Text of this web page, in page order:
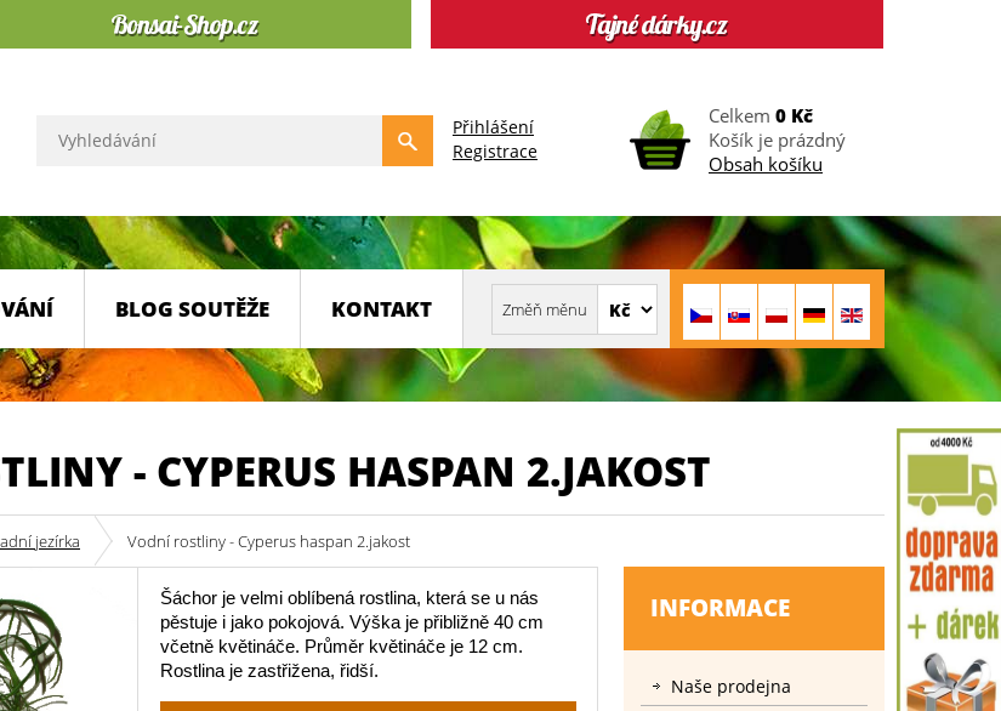
Přihlášení
Registrace
Celkem 0 Kč
Košík je prázdný
Obsah košíku
BLOG SOUTĚŽE KONTAKT
- CYPERUS HASPAN 2.JAKOST
jezírka Vodní rostliny - Cyperus haspan 2.jakost
Šáchor je velmi oblíbená rostlina, která se u nás
pěstuje i jako pokojová. Výška je přibližně 40 cm
včetně květináče. Průměr květináče je 12 cm.
Rostlina je zastřižena, řidší.
INFORMACE
Naše prodejna